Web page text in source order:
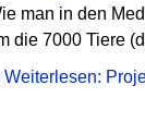
man in den
die 7000 Tiere
Weiterlesen: